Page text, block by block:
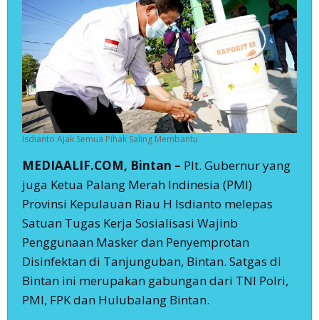
Isdianto Ajak Semua Pihak Saling Membantu
MEDIAALIF.COM, Bintan – Plt. Gubernur yang
juga Ketua Palang Merah Indinesia (PMI)
Provinsi Kepulauan Riau H Isdianto melepas
Satuan Tugas Kerja Sosialisasi Wajinb
Penggunaan Masker dan Penyemprotan
Disinfektan di Tanjunguban, Bintan. Satgas di
Bintan ini merupakan gabungan dari TNI Polri,
PMI, FPK dan Hulubalang Bintan.